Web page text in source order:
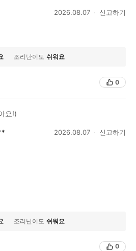
2026.08.07 신고하기
조리난이도 쉬워요
0
요!)
2026.08.07 신고하기
조리난이도 쉬워요
0